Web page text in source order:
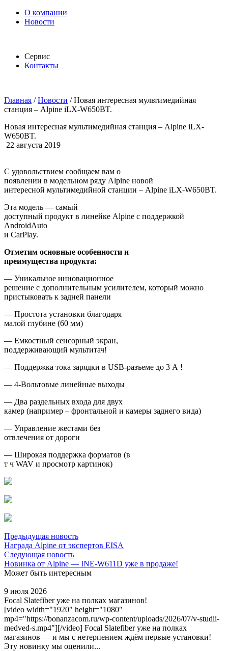
О компании
Новости
Сервис
Контакты
Главная /Новости /Новая интересная мультимедийная
станция – Alpine iLX-W650BT.
Новая интересная мультимедийная станция – Alpine iLX-
W650BT.
22 августа 2019
С удовольствием сообщаем вам о
появлении в модельном ряду Alpine новой
интересной мультимедийной станции – Alpine iLX-W650BT.
Эта модель — самый
доступный продукт в линейке Alpine с поддержкой
AndroidAuto
и CarPlay.
Отметим основные особенности и
преимущества продукта:
— Уникальное инновационное
решение с дополнительным усилителем, который можно
пристыковать к задней панели
— Простота установки благодаря
малой глубине (60 мм)
— Емкостный сенсорный экран,
поддерживающий мультитач!
— Поддержка тока зарядки в USB-разъеме до 3 А !
— 4-Вольтовые линейные выходы
— Два раздельных входа для двух
камер (например – фронтальной и камеры заднего вида)
— Управление жестами без
отвлечения от дороги
— Широкая поддержка форматов (в
т ч WAV и просмотр картинок)
Предыдущая новость
Награда Alpine от экспертов EISA
Следующая новость
Новинка от Alpine — INE-W611D уже в продаже!
Может быть интересным
9 июля 2026
Focal Slatefiber уже на полках магазинов!
[video width="1920" height="1080"
mp4="https://bonanzacom.ru/wp-content/uploads/2026/07/v-studii-
medved-s.mp4"][/video] Focal Slatefiber уже на полках
магазинов — и мы с нетерпением ждём первые установки!
Эту новинку мы оценили...